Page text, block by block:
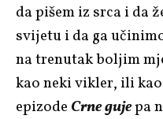
da pišem iz srca i da
svijetu i da ga
na trenutak boljim
kao neki vikler, ili
epizode Crne gujepa